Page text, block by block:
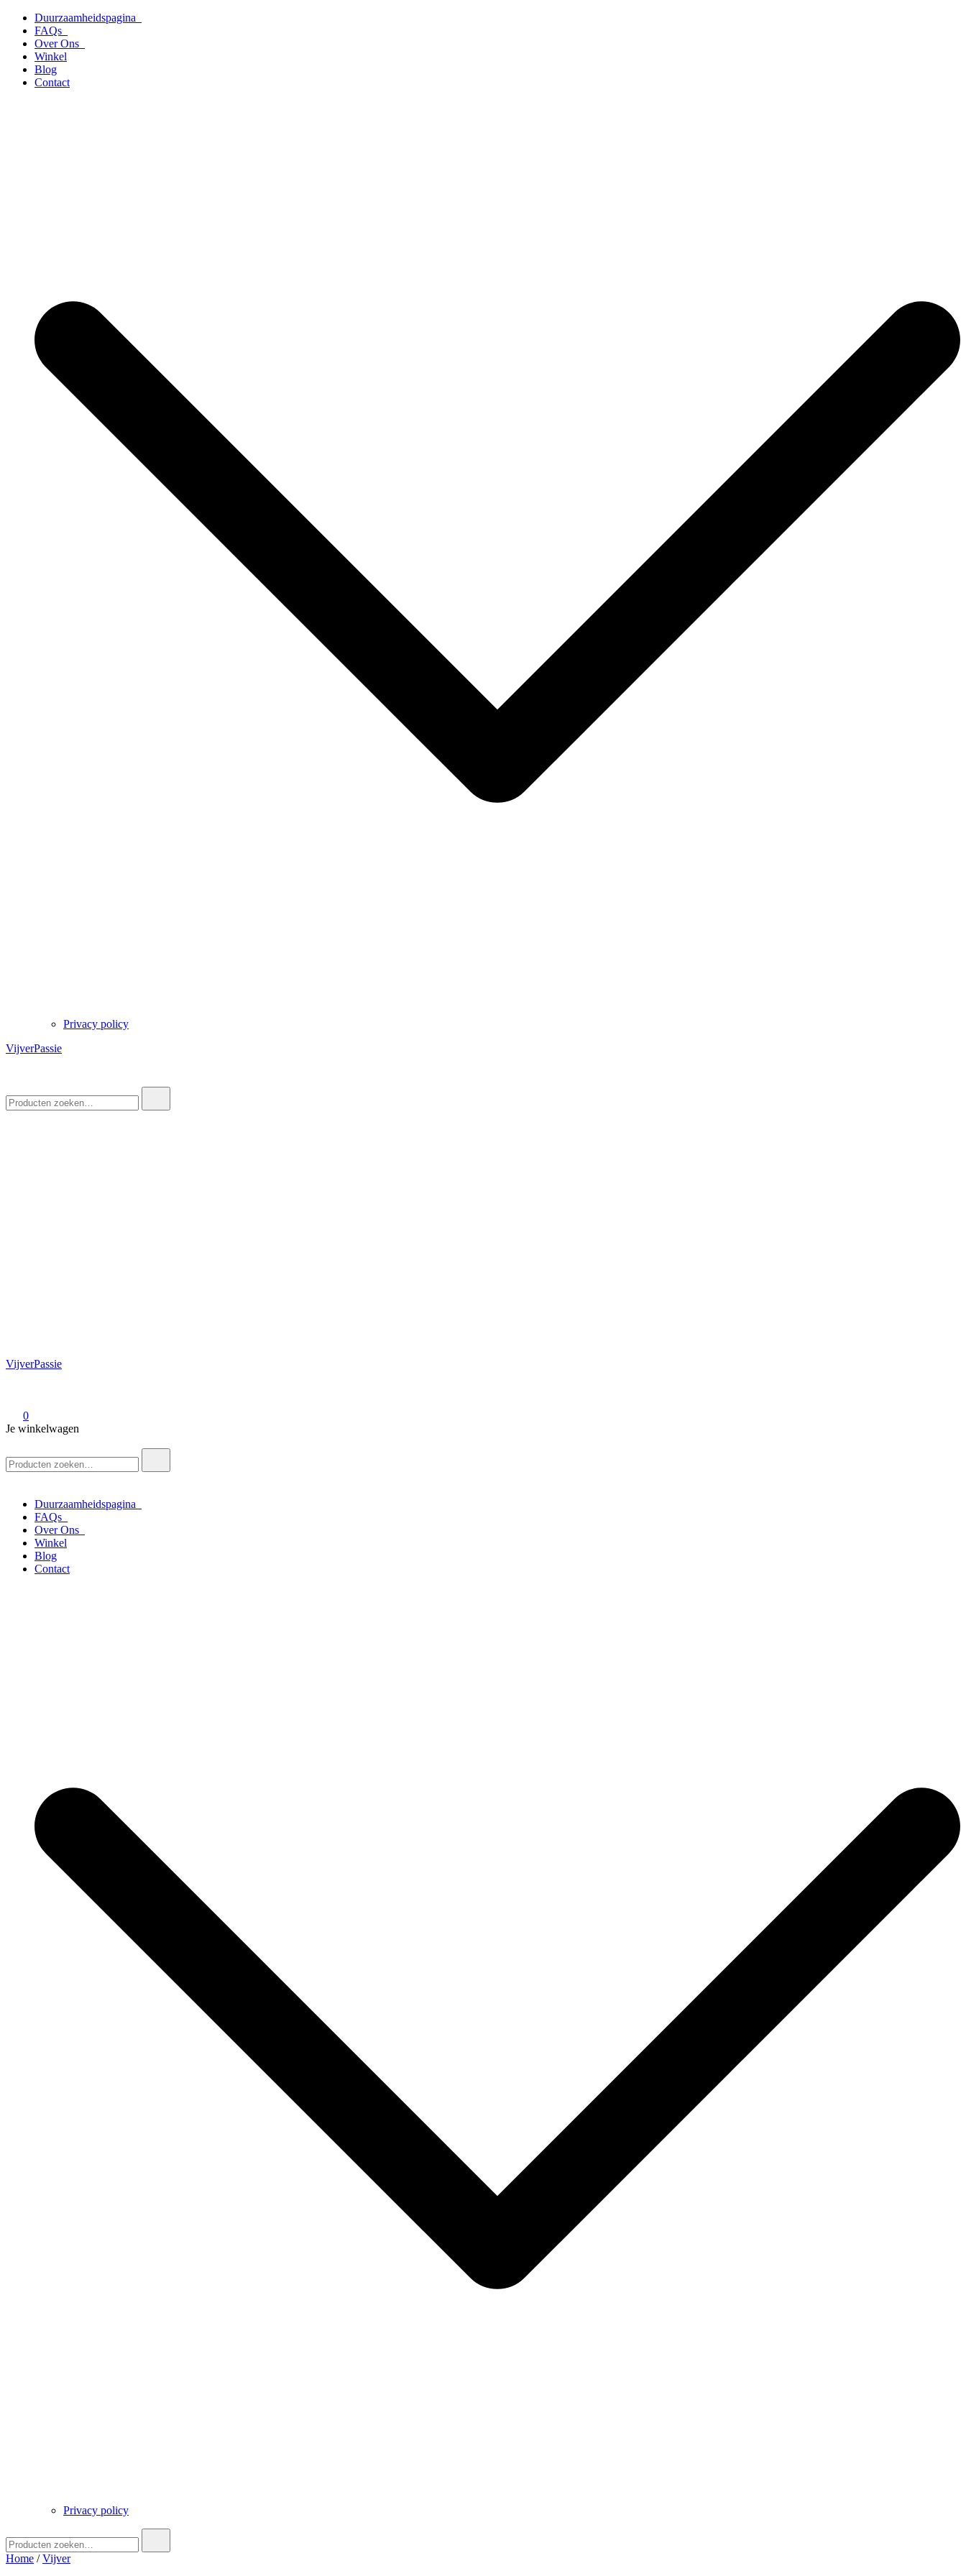
naar
inhoud
Duurzaamheidspagina
FAQs
Over Ons
Winkel
Blog
Contact
Privacy policy
VijverPassie
naar:
VijverPassie
0
Je winkelwagen
naar:
Duurzaamheidspagina
FAQs
Over Ons
Winkel
Blog
Contact
Privacy policy
naar:
Home /Vijver